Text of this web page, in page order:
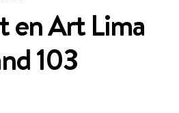
en Art Lima
103